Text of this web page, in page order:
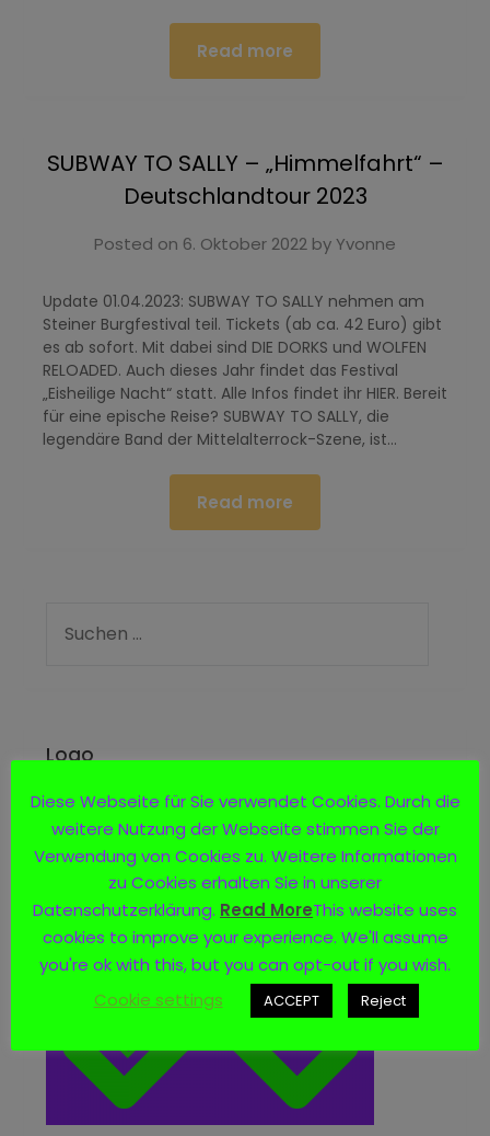
Read more
SUBWAY TO SALLY – „Himmelfahrt“ –
Deutschlandtour 2023
Posted on 6. Oktober 2022 byYvonne
Update 01.04.2023: SUBWAY TO SALLY nehmen am
Steiner Burgfestival teil. Tickets (ab ca. 42 Euro) gibt
es ab sofort. Mit dabei sind DIE DORKS und WOLFEN
RELOADED. Auch dieses Jahr findet das Festival
„Eisheilige Nacht“ statt. Alle Infos findet ihr HIER. Bereit
für eine epische Reise? SUBWAY TO SALLY, die
legendäre Band der Mittelalterrock-Szene, ist…
Read more
Logo
Diese Webseite für Sie verwendet Cookies. Durch die
weitere Nutzung der Webseite stimmen Sie der
Verwendung von Cookies zu. Weitere Informationen
zu Cookies erhalten Sie in unserer
Datenschutzerklärung. Read MoreThis website uses
cookies to improve your experience. We'll assume
you're ok with this, but you can opt-out if you wish.
Cookie settings
ACCEPT Reject